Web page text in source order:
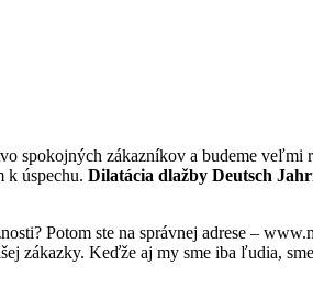
spokojných zákazníkov a budeme veľmi
k úspechu. Dilatácia dlažby Deutsch
Potom ste na správnej adrese –
zákazky. Keďže aj my sme iba ľudia,